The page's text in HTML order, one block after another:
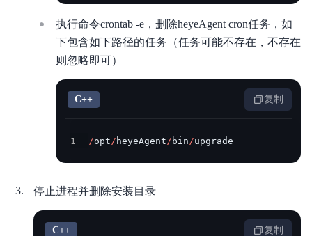
安装指南
服务等级协议SLA
安全响应
执行命令crontab -e，删除heyeAgent cron任务，如
下包含如下路径的任务（任务可能不存在，不存在
则忽略即可）
C++ 复制
1 /opt / heyeAgent / bin /upgrade
停止进程并删除安装目录
C++ 复制